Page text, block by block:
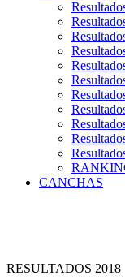
CANCHAS
RESULTADOS 2018